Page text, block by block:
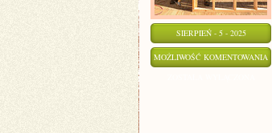
SIERPIEŃ - 5 - 2025
MOŻLIWOŚĆ KOMENTOWANIA